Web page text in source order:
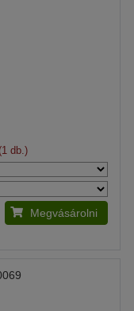
db.)
Megvásárolni